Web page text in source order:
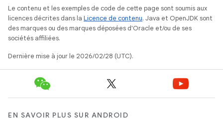
Le contenu et les exemples de code de cette page sont soumis aux
licences décrites dans la Licence de contenu. Java et OpenJDK sont
des marques ou des marques déposées d'Oracle et/ou de ses
sociétés affiliées.
Dernière mise à jour le 2026/02/28 (UTC).
EN SAVOIR PLUS SUR ANDROID